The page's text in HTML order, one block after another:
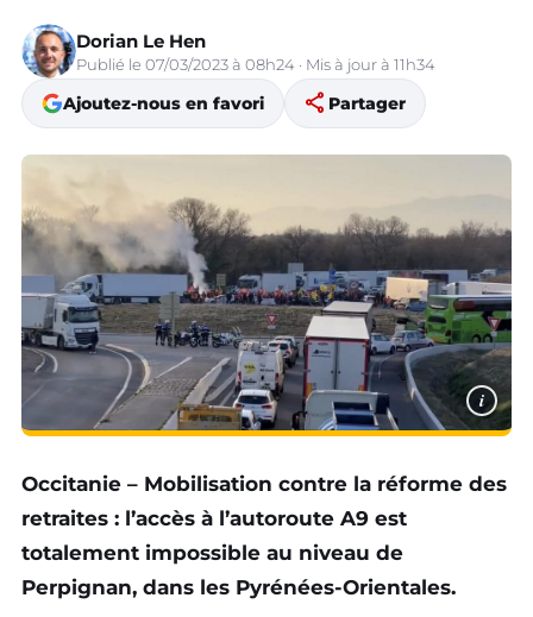
Dorian Le Hen
Publié le 07/03/2023 à 08h24 · Mis à jour à 11h34
Ajoutez-nous en favori share Partager
i
Occitanie – Mobilisation contre la réforme des
retraites : l’accès à l’autoroute A9 est
totalement impossible au niveau de
Perpignan, dans les Pyrénées-Orientales.